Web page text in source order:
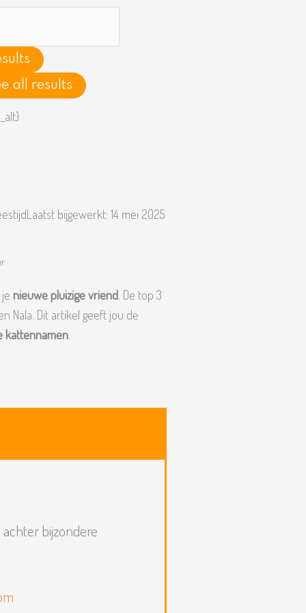
all results
Laatst bijgewerkt: 14 mei 2025
nieuwe pluizige vriend. De top 3
Nala. Dit artikel geeft jou de
kattennamen.
bijzondere